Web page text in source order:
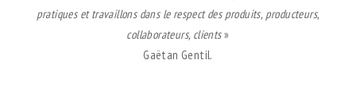
pratiques et travaillons dans le respect des produits, producteurs,
collaborateurs, clients»
Gaëtan Gentil.